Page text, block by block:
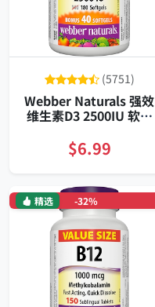
(5751)
Webber Naturals 强效
维生素D3 2500IU 软胶
$6.99
-32%
精选